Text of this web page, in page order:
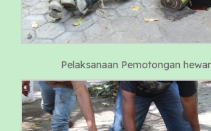
Pelaksanaan Pemotongan